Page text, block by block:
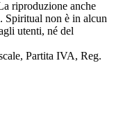
riproduzione anche
Spiritual non è in alcun
utenti, né del
Partita IVA, Reg.